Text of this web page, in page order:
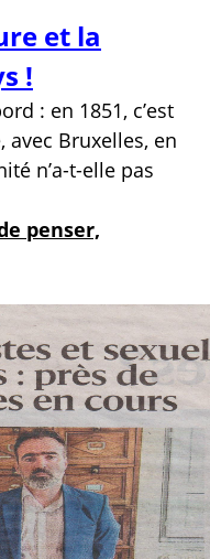
et la
!
: en 1851, c’est
avec Bruxelles, en
n’a-t-elle pas
penser,